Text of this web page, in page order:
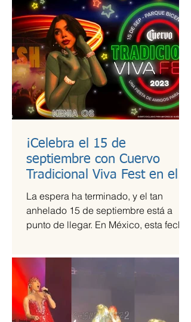
¡Celebra el 15 de
septiembre con Cuervo
Tradicional Viva Fest en el
Parque Bicentenario!
La espera ha terminado, y el tan
anhelado 15 de septiembre está a
punto de llegar. En México, esta fecha